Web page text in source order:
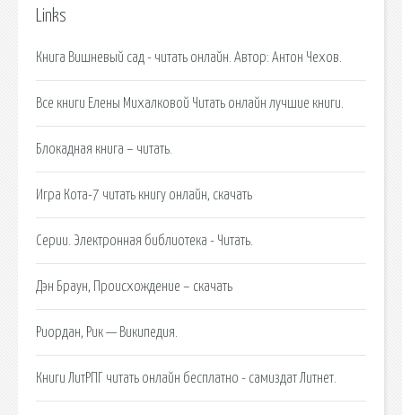
Links
Книга Вишневый сад - читать онлайн. Автор: Антон Чехов.
Все книги Елены Михалковой Читать онлайн лучшие книги.
Блокадная книга – читать.
Игра Кота-7 читать книгу онлайн, скачать
Серии. Электронная библиотека - Читать.
Дэн Браун, Происхождение – скачать
Риордан, Рик — Википедия.
Книги ЛитРПГ читать онлайн бесплатно - самиздат Литнет.